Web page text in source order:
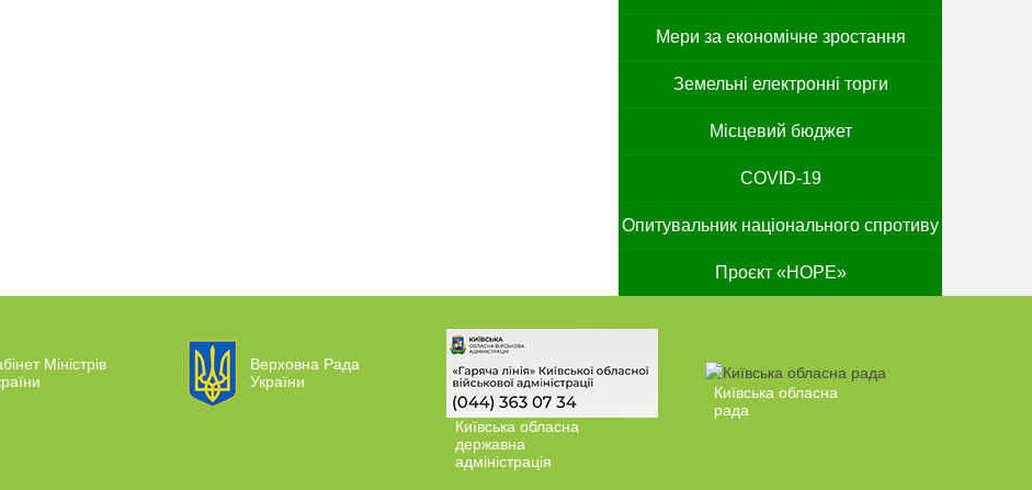
Мери за економічне зростання
Земельні електронні торги
Місцевий бюджет
COVID-19
Опитувальник національного спротиву
Проєкт «HOPE»
Міністрів
Верховна Рада
України
Київська обласна
державна
адміністрація
Київська обласна
рада